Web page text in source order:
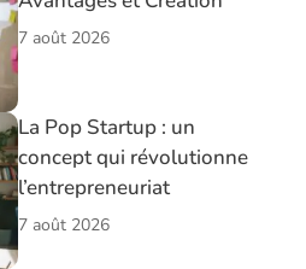
7 août 2026
La Pop Startup : un
concept qui révolutionne
l’entrepreneuriat
7 août 2026